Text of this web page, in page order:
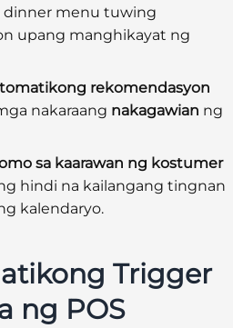
dinner menu tuwing
upang manghikayat ng
rekomendasyon
nakaraang nakagawian ng
sa kaarawan ng kostumer
hindi na kailangang tingnan
kalendaryo.
Trigger
ng POS